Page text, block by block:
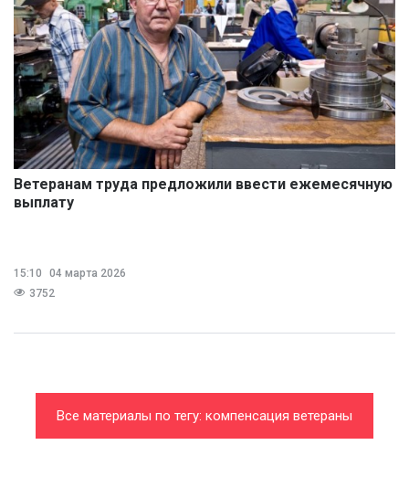
Ветеранам труда предложили ввести ежемесячную
выплату
15:10
04 марта 2026
3752
Все материалы по тегу: компенсация ветераны